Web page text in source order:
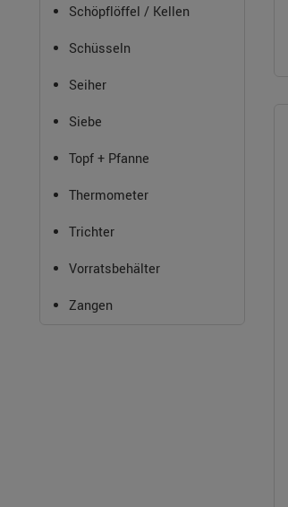
Schöpflöffel / Kellen
Schüsseln
Seiher
Siebe
Topf + Pfanne
Thermometer
Trichter
Vorratsbehälter
Zangen